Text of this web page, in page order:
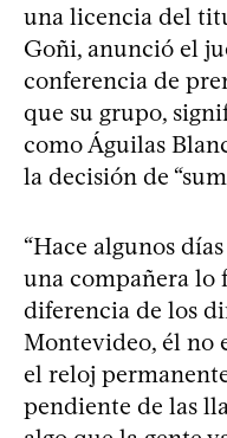
una licencia del
Goñi, anunció el
conferencia de
que su grupo,
como Águilas
la decisión de
“Hace algunos
una compañera lo
diferencia de los
Montevideo, él no
el reloj
pendiente de las